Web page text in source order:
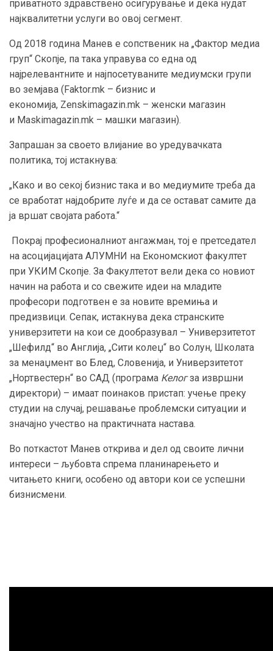
приватното здравствено осигурување и дека нудат
најквалитетни услуги во овој сегмент.
Од 2018 година Манев е сопственик на „Фактор медиа
груп“ Скопје, па така управува со една од
најрелевантните и најпосетуваните медиумски групи
во земјава (Faktor.mk – бизнис и
економија, Zenskimagazin.mk – женски магазин
и Maskimagazin.mk – машки магазин).
Запрашан за своето влијание во уредувачката
политика, тој истакнува:
„Како и во секој бизнис така и во медиумите треба да
се вработат најдобрите луѓе и да се остават самите да
ја вршат својата работа.“
Покрај професионалниот ангажман, тој е претседател
на асоцијацијата АЛУМНИ на Економскиот факултет
при УКИМ Скопје. За Факултетот вели дека со новиот
начин на работа и со свежите идеи на младите
професори подготвен е за новите времиња и
предизвици. Сепак, истакнува дека странските
универзитети на кои се дообразувал – Универзитетот
„Шефилд“ во Англија, „Сити колеџ“ во Солун, Школата
за менаџмент во Блед, Словенија, и Универзитетот
„Нортвестерн“ во САД (програма Келогза извршни
директори) – имаат поинаков пристап: учење преку
студии на случај, решавање проблемски ситуации и
значајно учество на практичната настава.
Во поткастот Манев открива и дел од своите лични
интереси – љубовта спрема планинарењето и
читањето книги, особено од автори кои се успешни
бизнисмени.